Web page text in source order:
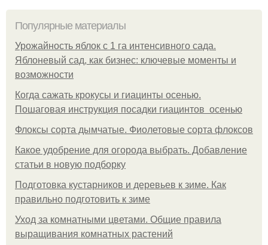
Популярные материалы
Урожайность яблок с 1 га интенсивного сада.
Яблоневый сад, как бизнес: ключевые моменты и
возможности
Когда сажать крокусы и гиацинты осенью.
Пошаговая инструкция посадки гиацинтов осенью
Флоксы сорта дымчатые. Фиолетовые сорта флоксов
Какое удобрение для огорода выбрать. Добавление
статьи в новую подборку
Подготовка кустарников и деревьев к зиме. Как
правильно подготовить к зиме
Уход за комнатными цветами. Общие правила
выращивания комнатных растений